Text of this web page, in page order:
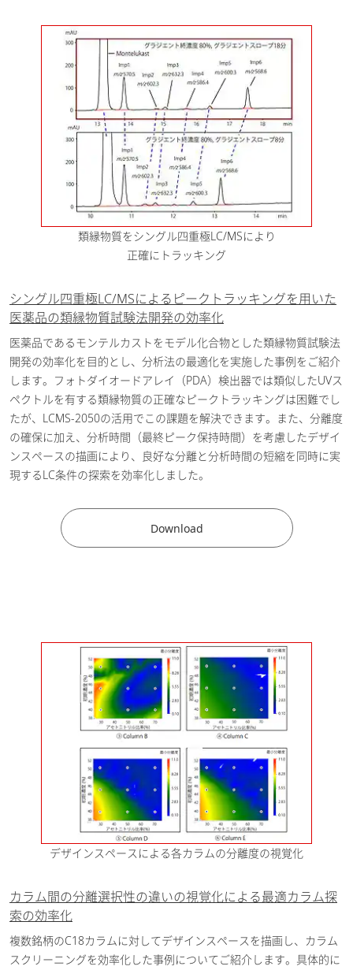
Cap構造付加ｍRNAフラグメント
と関連不純物の分離条件最適化と
LC/MSによる分子量確認
[ PDF /
1008.9KB ]
医薬・バイオ医薬品
2025-04-22
医薬品の安定性試験のための効率
的なLC分析法開発[ PDF /
341.36KB ]
医薬・バイオ医薬品
2025-01-28
超臨界流体クロマトグラフィーに
医薬・バイオ医薬品
感染症研究 （ワクチン・治療
薬）
2025-01-21
AIアルゴリズムによるグラジエン
ト条件の自動最適化 -合成ペプチ
ドの不純物分析への適用- [ PDF /
555.94KB ]
医薬・バイオ医薬品
2024-11-12
逆相イオンペアクロマトグラフィ
ーによるオリゴヌクレオチドの効
率的な分離条件の探索と最適化[
2024-10-29
発の効率化[ PDF / 1.19MB ]
医薬・バイオ医薬品
感染症研究 （ワクチン・治療
2024-10-15
オリゴヌクレオチドの逆相イオン
ペアクロマトグラフィーによる最
適分離条件探索の効率化
[ PDF /
1.36MB ]
医薬・バイオ医薬品
2024-08-06
ト条件の自動最適化 -不純物分
析への適用-
医薬・バイオ医薬品
類縁物質をシングル四重極LC/MSにより
正確にトラッキング
シングル四重極LC/MSによるピークトラッキングを用いた
医薬品の類縁物質試験法開発の効率化
医薬品であるモンテルカストをモデル化合物とした類縁物質試験法
開発の効率化を目的とし、分析法の最適化を実施した事例をご紹介
します。フォトダイオードアレイ（PDA）検出器では類似したUVス
ペクトルを有する類縁物質の正確なピークトラッキングは困難でし
たが、LCMS-2050の活用でこの課題を解決できます。また、分離度
の確保に加え、分析時間（最終ピーク保持時間）を考慮したデザイ
ンスペースの描画により、良好な分離と分析時間の短縮を同時に実
現するLC条件の探索を効率化しました。
Download
デザインスペースによる各カラムの分離度の視覚化
カラム間の分離選択性の違いの視覚化による最適カラム探
索の効率化
複数銘柄のC18カラムに対してデザインスペースを描画し、カラム
スクリーニングを効率化した事例についてご紹介します。具体的に